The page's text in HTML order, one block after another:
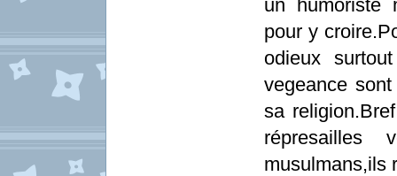
un humoriste
pour y
odieux
vegeance
sa
musulmans,ils